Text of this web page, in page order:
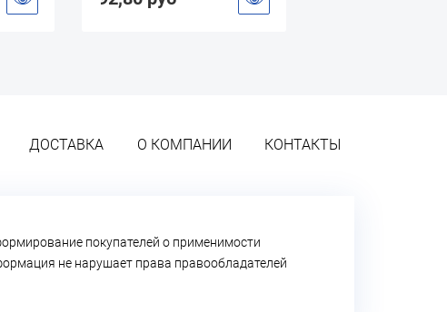
ДОСТАВКА О КОМПАНИИ КОНТАКТЫ
покупателей о применимости
не нарушает права правообладателей